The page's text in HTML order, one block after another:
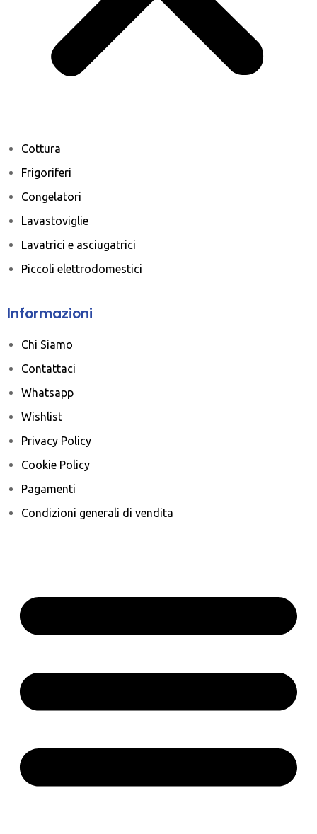
Cottura
Frigoriferi
Congelatori
Lavastoviglie
Lavatrici e asciugatrici
Piccoli elettrodomestici
Informazioni
Chi Siamo
Contattaci
Whatsapp
Wishlist
Privacy Policy
Cookie Policy
Pagamenti
Condizioni generali di vendita